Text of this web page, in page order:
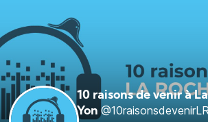
10 raisons de venir à
Yon